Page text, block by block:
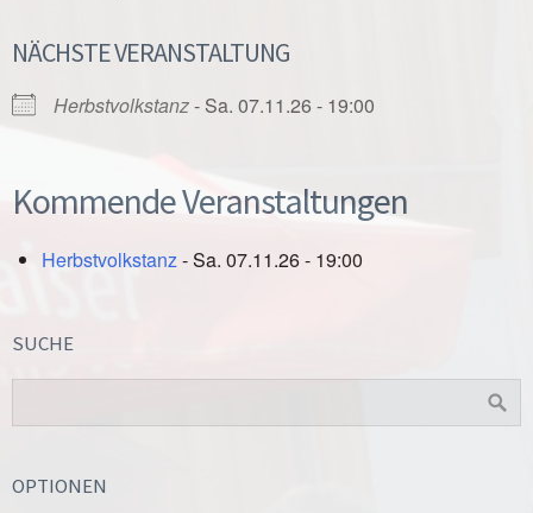
NÄCHSTE VERANSTALTUNG
Herbstvolkstanz- Sa. 07.11.26 - 19:00
Kommende Veranstaltungen
Herbstvolkstanz- Sa. 07.11.26 - 19:00
SUCHE
OPTIONEN